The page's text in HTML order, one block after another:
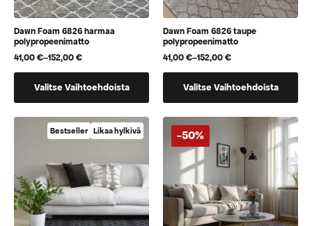
Dawn Foam 6826 harmaa
polypropeenimatto
41,00€–152,00€
Hintaluokka:
41,00 €
152,00 €
Valitse Vaihtoehdoista
useampi
muunnelma.
tehdä
valinnat
tuotteen
Dawn Foam 6826 taupe
polypropeenimatto
41,00€–152,00€
Hintaluokka:
41,00 €
152,00 €
Valitse Vaihtoehdoista
useampi
muunnelma.
tehdä
valinnat
tuotteen
Bestseller Likaa hylkivä -50%